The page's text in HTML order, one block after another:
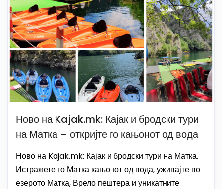
Ново на Kajak.mk: Кајак и бродски тури
на Матка – откријте го кањонот од вода
Ново на Kajak.mk: Кајак и бродски тури на Матка.
Истражете го Матка кањонот од вода, уживајте во
езерото Матка, Врело пештера и уникатните